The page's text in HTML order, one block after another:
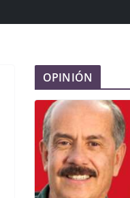
OPINIÓN